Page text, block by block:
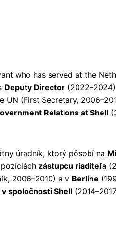
who has served at the
Deputy Director
UN (First Secretary,
Relations at Shell
úradník, ktorý pôsobí na
zástupcu riaditeľa
2006–2010) a v Berlíne
spoločnosti Shell